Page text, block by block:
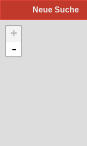
Neue Suche
+
-